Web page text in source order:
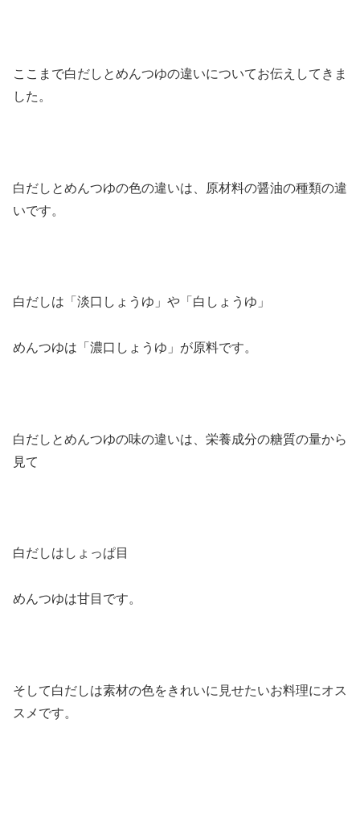
ここまで白だしとめんつゆの違いについてお伝えしてきま
した。
白だしとめんつゆの色の違いは、原材料の醤油の種類の違
いです。
白だしは「淡口しょうゆ」や「白しょうゆ」
めんつゆは「濃口しょうゆ」が原料です。
白だしとめんつゆの味の違いは、栄養成分の糖質の量から
見て
白だしはしょっぱ目
めんつゆは甘目です。
そして白だしは素材の色をきれいに見せたいお料理にオス
スメです。